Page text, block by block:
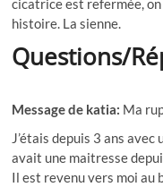
cicatrice est refermée,
histoire. La sienne.
Questions/
Message de katia: Ma
J’étais depuis 3 ans avec
avait une maitresse
Il est revenu vers moi au